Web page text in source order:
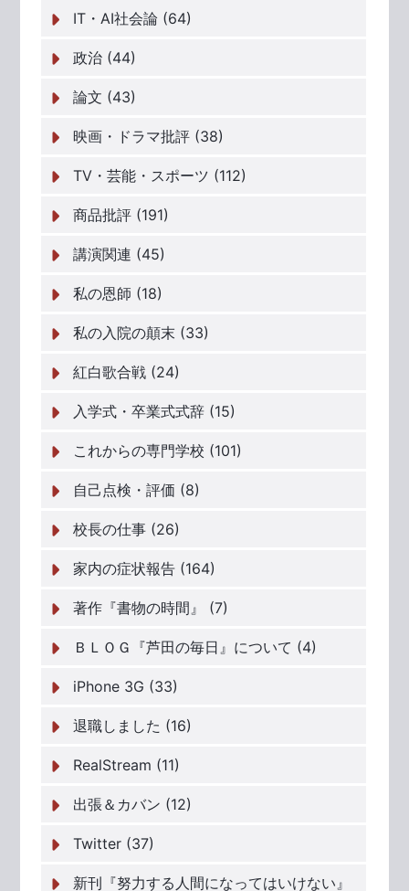
IT・AI社会論 (64)
政治 (44)
論文 (43)
映画・ドラマ批評 (38)
TV・芸能・スポーツ (112)
商品批評 (191)
講演関連 (45)
私の恩師 (18)
私の入院の顛末 (33)
紅白歌合戦 (24)
入学式・卒業式式辞 (15)
これからの専門学校 (101)
自己点検・評価 (8)
校長の仕事 (26)
家内の症状報告 (164)
著作『書物の時間』 (7)
ＢＬＯＧ『芦田の毎日』について (4)
iPhone 3G (33)
退職しました (16)
RealStream (11)
出張＆カバン (12)
Twitter (37)
新刊『努力する人間になってはいけない』